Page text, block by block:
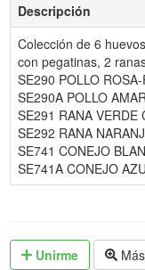
Descripción
Colección de 6
con pegatinas, 2
SE290 POLLO
SE290A POLLO
SE291 RANA VERDE
SE292 RANA
SE741 CONEJO
SE741A CONEJO
Unirme